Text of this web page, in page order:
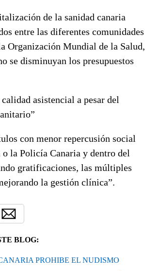
de la sanidad canaria
entre las diferentes comunidades
Organización Mundial de la Salud,
se disminuyan los presupuestos
asistencial a pesar del
con menor repercusión social
la Policía Canaria y dentro del
gratificaciones, las múltiples
la gestión clínica”.
BLOG:
PROHIBE EL NUDISMO